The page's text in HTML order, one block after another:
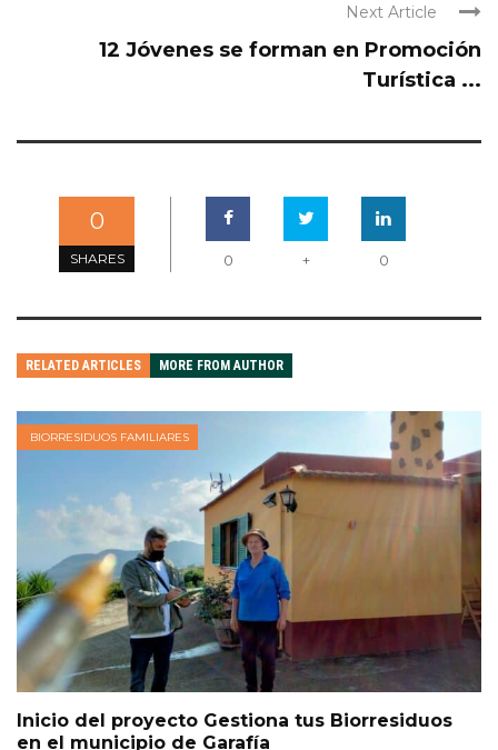
Next Article
12 Jóvenes se forman en Promoción
Turística ...
0
SHARES 0 + 0
RELATED ARTICLES MORE FROM AUTHOR
BIORRESIDUOS FAMILIARES
Inicio del proyecto Gestiona tus Biorresiduos
en el municipio de Garafía